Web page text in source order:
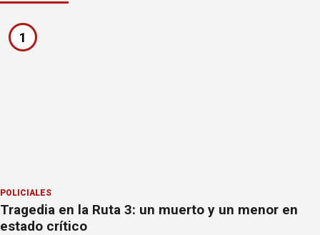
1
POLICIALES
Tragedia en la Ruta 3: un muerto y un menor en
estado crítico